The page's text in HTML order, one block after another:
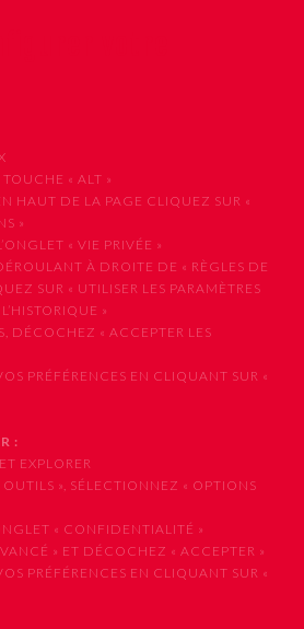
« ALT »
DE LA PAGE CLIQUEZ SUR «
»
« VIE PRIVÉE »
À DROITE DE « RÈGLES DE
SUR « UTILISER LES PARAMÈTRES
»
« ACCEPTER LES
PRÉFÉRENCES EN CLIQUANT SUR «
:
EXPLORER
», SÉLECTIONNEZ « OPTIONS
« CONFIDENTIALITÉ »
» ET DÉCOCHEZ « ACCEPTER »
PRÉFÉRENCES EN CLIQUANT SUR «